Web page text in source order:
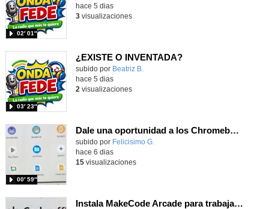
02′ 01″
hace 5 dias
3visualizaciones
¿EXISTE O INVENTADA?
Contenido educativo.
subido por Beatriz B.
03′ 23″
hace 5 dias
2 visualizaciones
Dale una oportunidad a los Chromebooks y utiliza un proyector para realizar talleres si no tienes pantallas táctiles
Contenido educativo.
subido por Felicisimo G.
00′ 59″
hace 6 dias
15visualizaciones
Instala MakeCode Arcade para trabajar offline en tu tablet, ordenador, Chromebook